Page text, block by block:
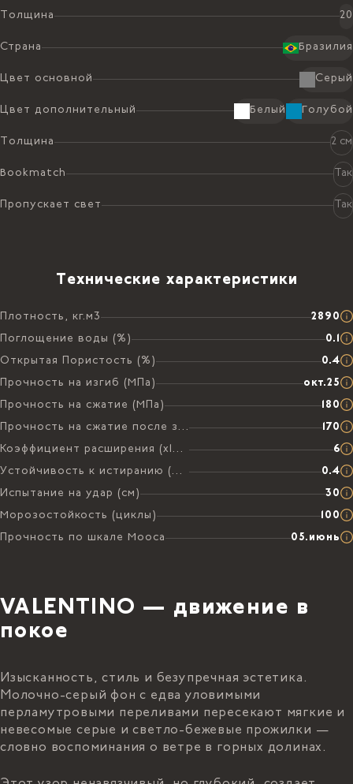
Толщина 20
Страна Бразилия
Цвет основной Серый
Цвет дополнительный Белый Голубой
Толщина 2 см
Bookmatch Так
Пропускает свет Так
Технические характеристики
Плотность, кг.м3
2890
Поглощение воды (%)
0.1
Открытая Пористость (%)
0.4
Прочность на изгиб (МПа)
окт.25
Прочность на сжатие (МПа)
180
Прочность на сжатие после замораживания (МПа)
170
Коэффициент расширения (х106 на °C)
6
Устойчивость к истиранию (мм)
0.4
Испытание на удар (см)
30
Морозостойкость (циклы)
100
Прочность по шкале Мооса
05.июнь
VALENTINO — движение в
покое
Изысканность, стиль и безупречная эстетика.
Молочно-серый фон с едва уловимыми
перламутровыми переливами пересекают мягкие и
невесомые серые и светло-бежевые прожилки —
словно воспоминания о ветре в горных долинах.